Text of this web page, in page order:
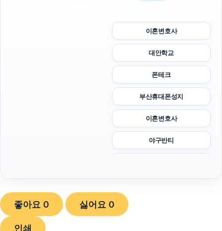
이혼변호사
대안학교
폰테크
부산휴대폰성지
이혼변호사
야구반티
좋아요 0 싫어요 0
인쇄